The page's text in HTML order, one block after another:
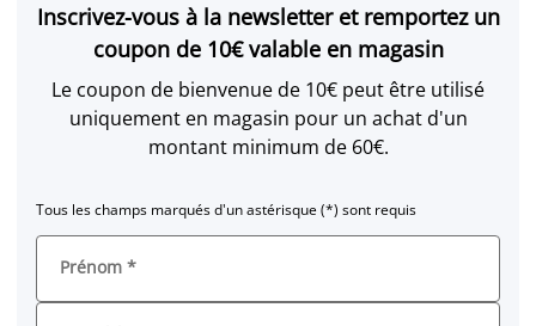
Inscrivez-vous à la newsletter et remportez un
coupon de 10€ valable en magasin
Le coupon de bienvenue de 10€ peut être utilisé
uniquement en magasin pour un achat d'un
montant minimum de 60€.
Tous les champs marqués d'un astérisque (*) sont requis
Prénom *